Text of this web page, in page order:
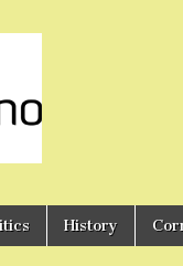
History